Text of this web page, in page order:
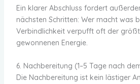
Ein klarer Abschluss fordert
nächsten Schritten: Wer macht was
Verbindlichkeit verpufft oft der
gewonnenen Energie.
6. Nachbereitung (1–5 Tage nach
Die Nachbereitung ist kein lästiger